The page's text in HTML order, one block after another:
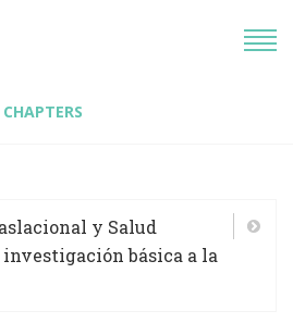
y Salud
investigación básica a la